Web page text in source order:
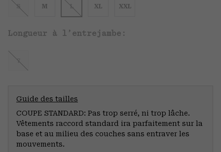
S M L XL XXL
Longueur à l’entrejambe:
7
Guide des tailles
COUPE STANDARD: Pas trop serré, ni trop lâche.
Vêtements raccord standard ira parfaitement sur la
base et au milieu des couches sans entraver les
mouvements.